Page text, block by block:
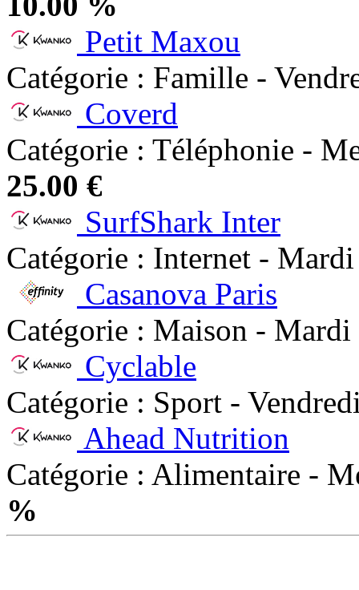
Petit Maxou
Catégorie : Famille -
Coverd
Catégorie : Téléphonie -
25.00 €
SurfShark Inter
Catégorie : Internet -
Casanova Paris
Catégorie : Maison -
Cyclable
Catégorie : Sport -
Ahead Nutrition
Catégorie : Alimentaire -
%